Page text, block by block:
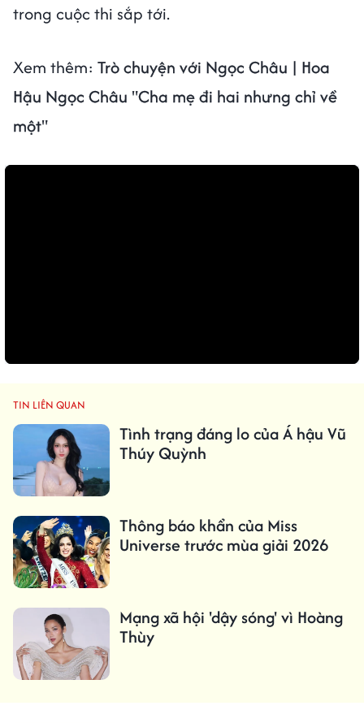
trong cuộc thi sắp tới.
Xem thêm: Trò chuyện với Ngọc Châu | Hoa
Hậu Ngọc Châu "Cha mẹ đi hai nhưng chỉ về
một"
TIN LIÊN QUAN
Tình trạng đáng lo của Á hậu Vũ
Thúy Quỳnh
Thông báo khẩn của Miss
Universe trước mùa giải 2026
Mạng xã hội 'dậy sóng' vì Hoàng
Thùy